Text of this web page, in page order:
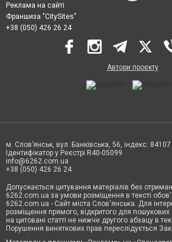
Реклама на сайті
Франшиза "CitySites"
+38 (050) 426 26 24
Автори проєкту
м. Слов’янськ, вул. Банківська, 56, індекс: 84107
Ідентифікатор у Реєстрі R40-05099
info@6262.com.ua
+38 (050) 426 26 24
Допускається цитування матеріалів без
6262.com.ua за умови розміщення в тексті
6262.com.ua - Сайт міста Слов'янська. Для
розміщення прямого, відкритого для
на цитовані статті не нижче другого абзацу в
Порушення виняткових прав переслідується